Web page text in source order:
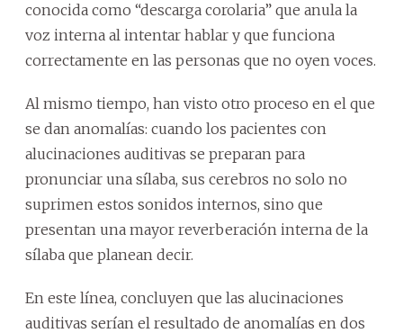
conocida como “descarga corolaria” que anula la
voz interna al intentar hablar y que funciona
correctamente en las personas que no oyen voces.
Al mismo tiempo, han visto otro proceso en el que
se dan anomalías: cuando los pacientes con
alucinaciones auditivas se preparan para
pronunciar una sílaba, sus cerebros no solo no
suprimen estos sonidos internos, sino que
presentan una mayor reverberación interna de la
sílaba que planean decir.
En este línea, concluyen que las alucinaciones
auditivas serían el resultado de anomalías en dos